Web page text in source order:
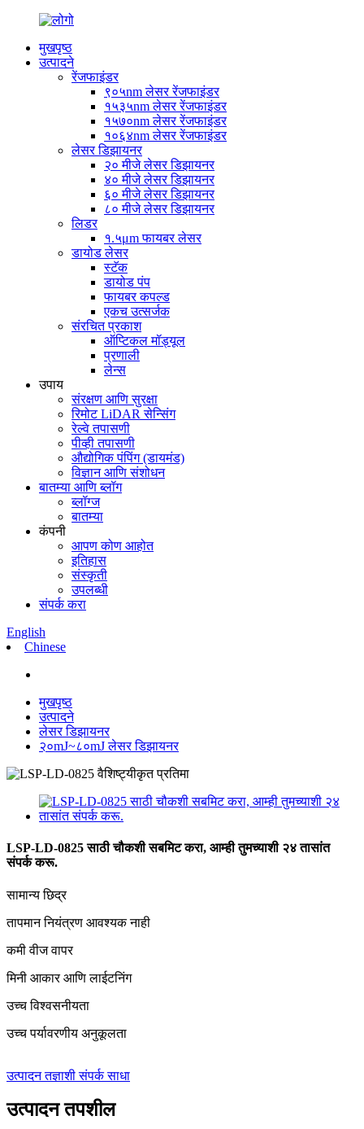
मुखपृष्ठ
उत्पादने
रेंजफाइंडर
९०५nm लेसर रेंजफाइंडर
१५३५nm लेसर रेंजफाइंडर
१५७०nm लेसर रेंजफाइंडर
१०६४nm लेसर रेंजफाइंडर
लेसर डिझायनर
२० मीजे लेसर डिझायनर
४० मीजे लेसर डिझायनर
६० मीजे लेसर डिझायनर
८० मीजे लेसर डिझायनर
लिडर
१.५μm फायबर लेसर
डायोड लेसर
स्टॅक
डायोड पंप
फायबर कपल्ड
एकच उत्सर्जक
संरचित प्रकाश
ऑप्टिकल मॉड्यूल
प्रणाली
लेन्स
उपाय
संरक्षण आणि सुरक्षा
रिमोट LiDAR सेन्सिंग
रेल्वे तपासणी
पीव्ही तपासणी
औद्योगिक पंपिंग (डायमंड)
विज्ञान आणि संशोधन
बातम्या आणि ब्लॉग
ब्लॉग्ज
बातम्या
कंपनी
आपण कोण आहोत
इतिहास
संस्कृती
उपलब्धी
संपर्क करा
English
Chinese
मुखपृष्ठ
उत्पादने
लेसर डिझायनर
२०mJ~८०mJ लेसर डिझायनर
LSP-LD-0825 साठी चौकशी सबमिट करा, आम्ही तुमच्याशी २४ तासांत
संपर्क करू.
सामान्य छिद्र
तापमान नियंत्रण आवश्यक नाही
कमी वीज वापर
मिनी आकार आणि लाईटनिंग
उच्च विश्वसनीयता
उच्च पर्यावरणीय अनुकूलता
उत्पादन तज्ञाशी संपर्क साधा
उत्पादन तपशील